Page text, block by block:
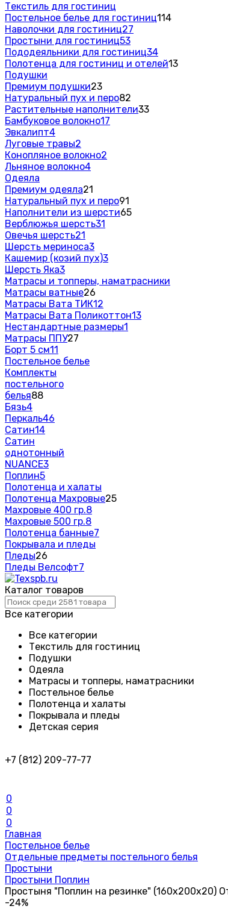
Текстиль для гостиниц
Постельное белье для гостиниц114
Наволочки для гостиниц27
Простыни для гостиниц53
Пододеяльники для гостиниц34
Полотенца для гостиниц и отелей13
Подушки
Премиум подушки23
Натуральный пух и перо82
Растительные наполнители33
Бамбуковое волокно17
Эвкалипт4
Луговые травы2
Конопляное волокно2
Льняное волокно4
Одеяла
Премиум одеяла21
Натуральный пух и перо91
Наполнители из шерсти65
Верблюжья шерсть31
Овечья шерсть21
Шерсть мериноса3
Кашемир (козий пух)3
Шерсть Яка3
Матрасы и топперы, наматрасники
Матрасы ватные26
Матрасы Вата ТИК12
Матрасы Вата Поликоттон13
Нестандартные размеры1
Матрасы ППУ27
Борт 5 см11
Постельное белье
Комплекты
постельного
белья88
Бязь4
Перкаль46
Сатин14
Сатин
однотонный
NUANCE3
Поплин5
Полотенца и халаты
Полотенца Махровые25
Махровые 400 гр.8
Махровые 500 гр.8
Полотенца банные7
Покрывала и пледы
Пледы26
Пледы Велсофт7
Каталог товаров
Все категории
Все категории
Текстиль для гостиниц
Подушки
Одеяла
Матрасы и топперы, наматрасники
Постельное белье
Полотенца и халаты
Покрывала и пледы
Детская серия
+7 (812) 209-77-77
0
0
0
Главная
Постельное белье
Отдельные предметы постельного белья
Простыни
Простыни Поплин
Простыня "Поплин на резинке" (160х200х20)
-24%